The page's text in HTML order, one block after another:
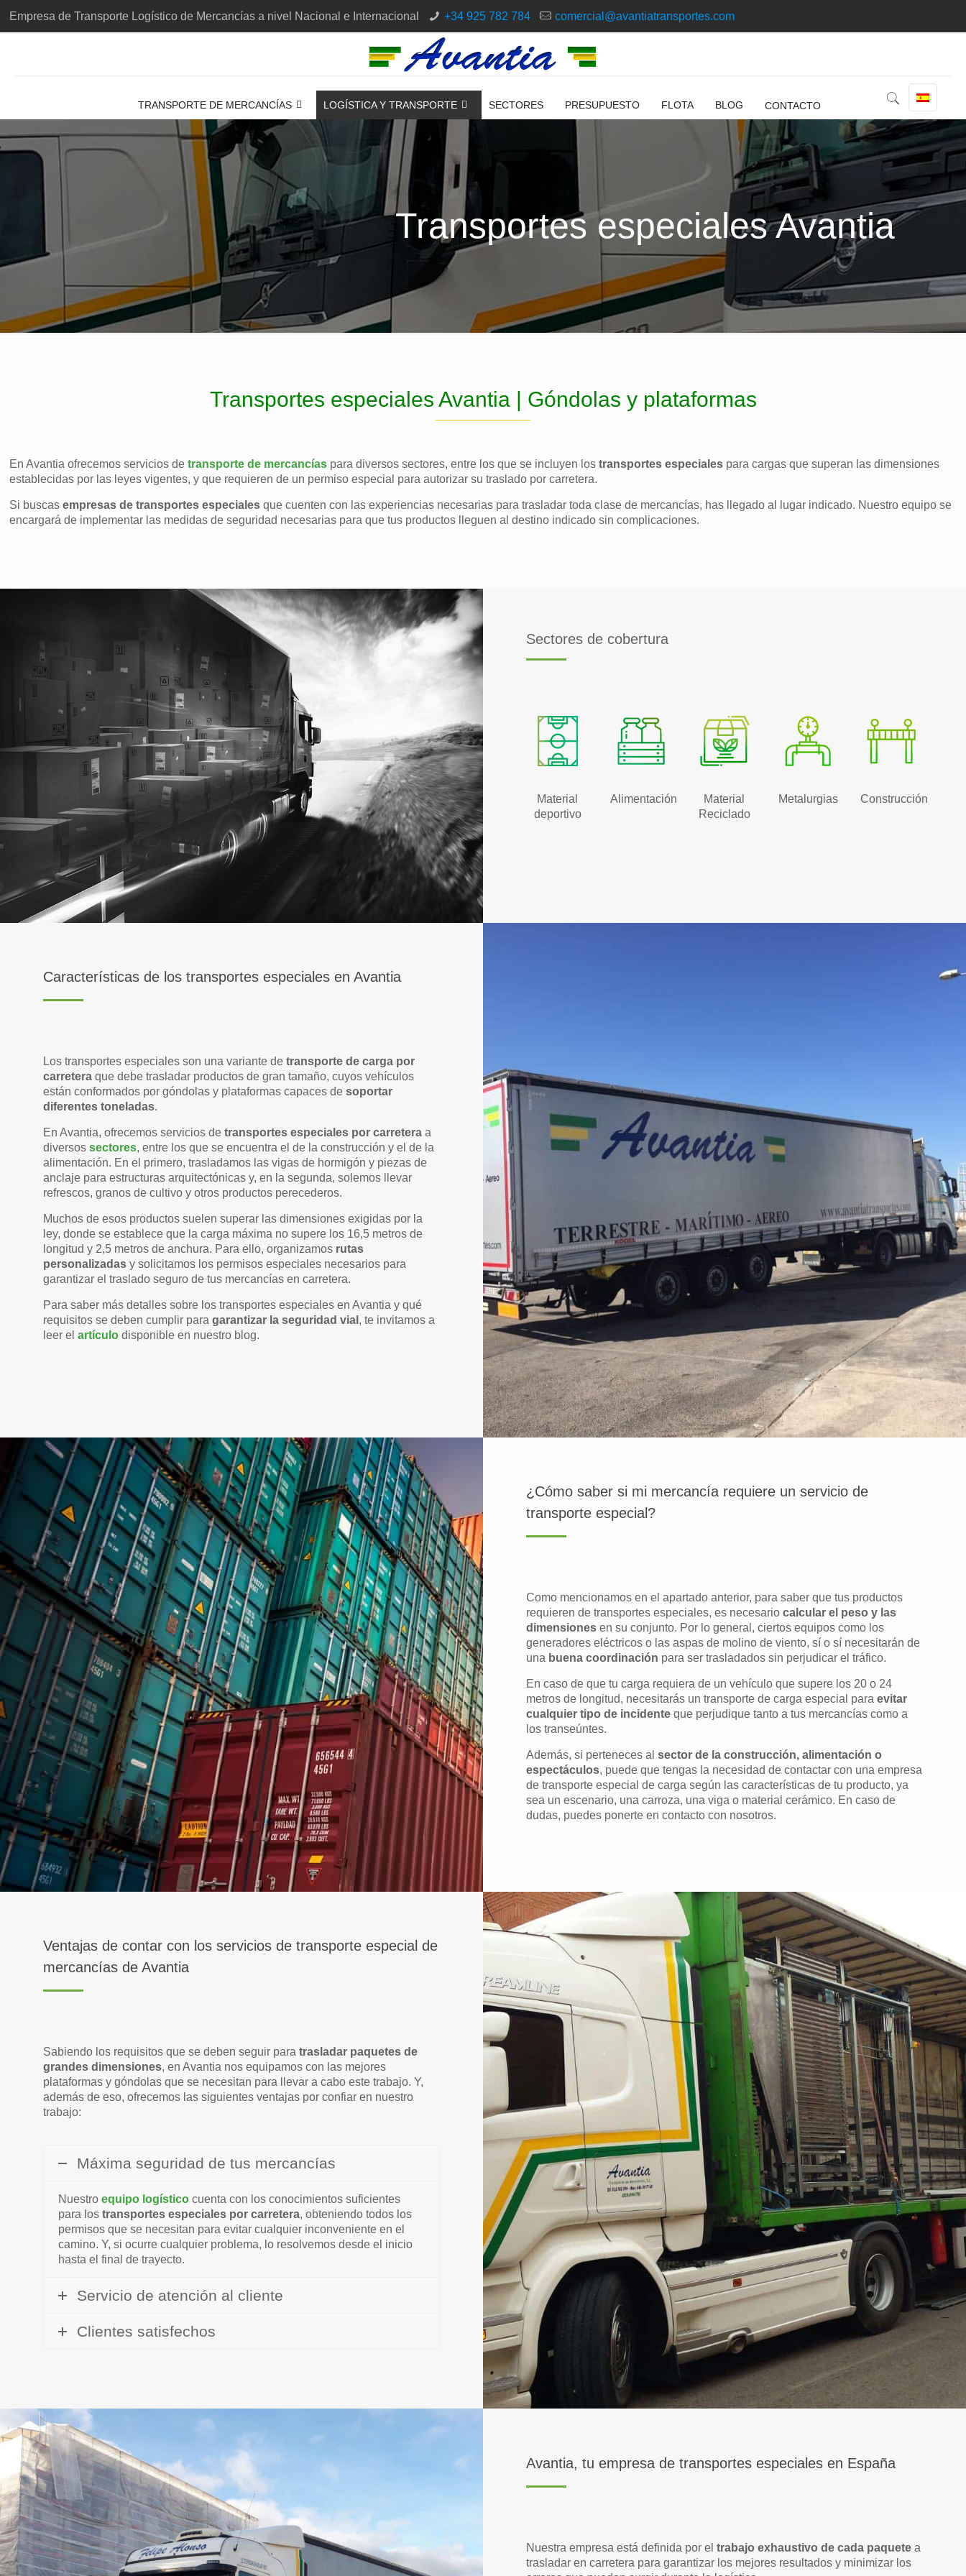
Empresa de Transporte Logístico de Mercancías a nivel Nacional e Internacional +34 925 782 784 comercial@avantiatransportes.com
TRANSPORTE DE MERCANCÍAS LOGÍSTICA Y TRANSPORTE SECTORES PRESUPUESTO FLOTA BLOG CONTACTO
Transportes especiales Avantia
Transportes especiales Avantia | Góndolas y plataformas
En Avantia ofrecemos servicios detransporte de mercancías para diversos sectores, entre los que se incluyen lostransportes especiales para cargas que superan las dimensiones
establecidas por las leyes vigentes, y que requieren de un permiso especial para autorizar su traslado por carretera.
Si buscasempresas de transportes especiales que cuenten con las experiencias necesarias para trasladar toda clase de mercancías, has llegado al lugar indicado. Nuestro equipo se
encargará de implementar las medidas de seguridad necesarias para que tus productos lleguen al destino indicado sin complicaciones.
Sectores de cobertura
Material
deportivo
Alimentación
Material
Reciclado
Metalurgias Construcción
Características de los transportes especiales en Avantia
Los transportes especiales son una variante detransporte de carga por
carretera que debe trasladar productos de gran tamaño, cuyos vehículos
están conformados por góndolas y plataformas capaces desoportar
diferentes toneladas.
En Avantia, ofrecemos servicios detransportes especiales por carretera a
diversossectores, entre los que se encuentra el de la construcción y el de la
alimentación. En el primero, trasladamos las vigas de hormigón y piezas de
anclaje para estructuras arquitectónicas y, en la segunda, solemos llevar
refrescos, granos de cultivo y otros productos perecederos.
Muchos de esos productos suelen superar las dimensiones exigidas por la
ley, donde se establece que la carga máxima no supere los 16,5 metros de
longitud y 2,5 metros de anchura. Para ello, organizamos rutas
personalizadas y solicitamos los permisos especiales necesarios para
garantizar el traslado seguro de tus mercancías en carretera.
Para saber más detalles sobre los transportes especiales en Avantia y qué
requisitos se deben cumplir paragarantizar la seguridad vial , te invitamos a
leer elartículo disponible en nuestro blog.
¿Cómo saber si mi mercancía requiere un servicio de
transporte especial?
Como mencionamos en el apartado anterior, para saber que tus productos
requieren de transportes especiales, es necesariocalcular el peso y las
dimensionesen su conjunto. Por lo general, ciertos equipos como los
generadores eléctricos o las aspas de molino de viento, sí o sí necesitarán de
una buena coordinación para ser trasladados sin perjudicar el tráfico.
En caso de que tu carga requiera de un vehículo que supere los 20 o 24
metros de longitud, necesitarás un transporte de carga especial paraevitar
cualquier tipo de incidente que perjudique tanto a tus mercancías como a
los transeúntes.
Además, si perteneces alsector de la construcción, alimentación o
espectáculos, puede que tengas la necesidad de contactar con una empresa
de transporte especial de carga según las características de tu producto, ya
sea un escenario, una carroza, una viga o material cerámico. En caso de
dudas, puedes ponerte en contacto con nosotros.
Ventajas de contar con los servicios de transporte especial de
mercancías de Avantia
Sabiendo los requisitos que se deben seguir paratrasladar paquetes de
grandes dimensiones, en Avantia nos equipamos con las mejores
plataformas y góndolas que se necesitan para llevar a cabo este trabajo. Y,
además de eso, ofrecemos las siguientes ventajas por confiar en nuestro
trabajo:
Máxima seguridad de tus mercancías
Nuestroequipo logístico cuenta con los conocimientos suficientes
para lostransportes especiales por carretera, obteniendo todos los
permisos que se necesitan para evitar cualquier inconveniente en el
camino. Y, si ocurre cualquier problema, lo resolvemos desde el inicio
hasta el final de trayecto.
Servicio de atención al cliente
Clientes satisfechos
Avantia, tu empresa de transportes especiales en España
Nuestra empresa está definida por eltrabajo exhaustivo de cada paquete a
trasladar en carretera para garantizar los mejores resultados y minimizar los